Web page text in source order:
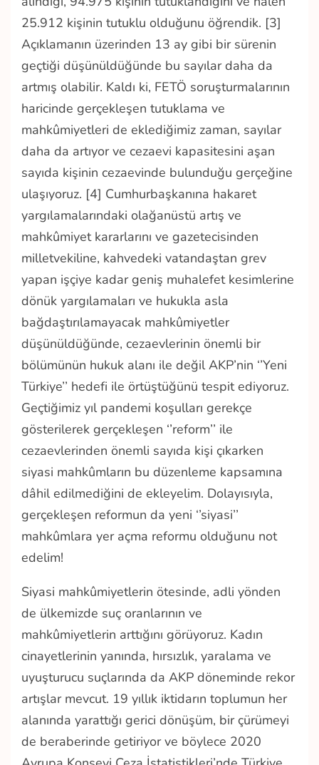
25.912 kişinin tutuklu olduğunu öğrendik. [3]
Açıklamanın üzerinden 13 ay gibi bir sürenin
geçtiği düşünüldüğünde bu sayılar daha da
artmış olabilir. Kaldı ki, FETÖ soruşturmalarının
haricinde gerçekleşen tutuklama ve
mahkûmiyetleri de eklediğimiz zaman, sayılar
daha da artıyor ve cezaevi kapasitesini aşan
sayıda kişinin cezaevinde bulunduğu gerçeğine
ulaşıyoruz. [4] Cumhurbaşkanına hakaret
yargılamalarındaki olağanüstü artış ve
mahkûmiyet kararlarını ve gazetecisinden
milletvekiline, kahvedeki vatandaştan grev
yapan işçiye kadar geniş muhalefet kesimlerine
dönük yargılamaları ve hukukla asla
bağdaştırılamayacak mahkûmiyetler
düşünüldüğünde, cezaevlerinin önemli bir
bölümünün hukuk alanı ile değil AKP’nin ‘’Yeni
Türkiye’’ hedefi ile örtüştüğünü tespit ediyoruz.
Geçtiğimiz yıl pandemi koşulları gerekçe
gösterilerek gerçekleşen ‘’reform’’ ile
cezaevlerinden önemli sayıda kişi çıkarken
siyasi mahkûmların bu düzenleme kapsamına
dâhil edilmediğini de ekleyelim. Dolayısıyla,
gerçekleşen reformun da yeni ‘’siyasi’’
mahkûmlara yer açma reformu olduğunu not
edelim!
Siyasi mahkûmiyetlerin ötesinde, adli yönden
de ülkemizde suç oranlarının ve
mahkûmiyetlerin arttığını görüyoruz. Kadın
cinayetlerinin yanında, hırsızlık, yaralama ve
uyuşturucu suçlarında da AKP döneminde rekor
artışlar mevcut. 19 yıllık iktidarın toplumun her
alanında yarattığı gerici dönüşüm, bir çürümeyi
de beraberinde getiriyor ve böylece 2020